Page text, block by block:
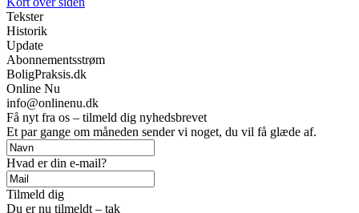
Tekster
Historik
Update
Abonnementsstrøm
BoligPraksis.dk
Online Nu
info@onlinenu.dk
Få nyt fra os – tilmeld dig nyhedsbrevet
Et par gange om måneden sender vi noget, du vil få glæde af.
Hvad er din e-mail?
Tilmeld dig
Du er nu tilmeldt – tak